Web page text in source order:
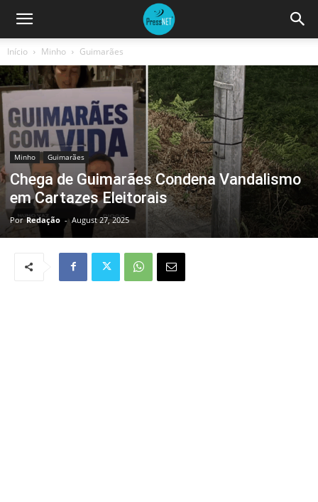
Início Minho Guimarães
Minho Guimarães
Chega de Guimarães Condena Vandalismo
em Cartazes Eleitorais
Por Redação - August 27, 2025